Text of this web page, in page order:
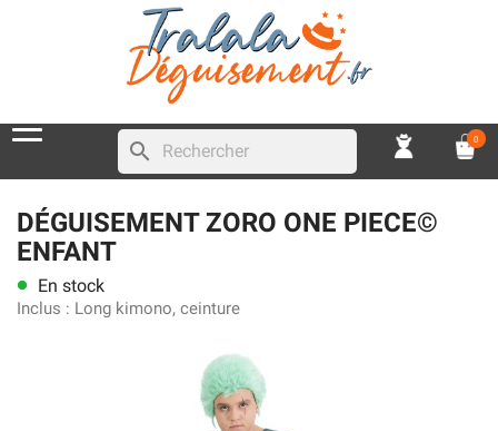
search 0
DÉGUISEMENT ZORO ONE PIECE©
ENFANT
lens En stock
Inclus : Long kimono, ceinture